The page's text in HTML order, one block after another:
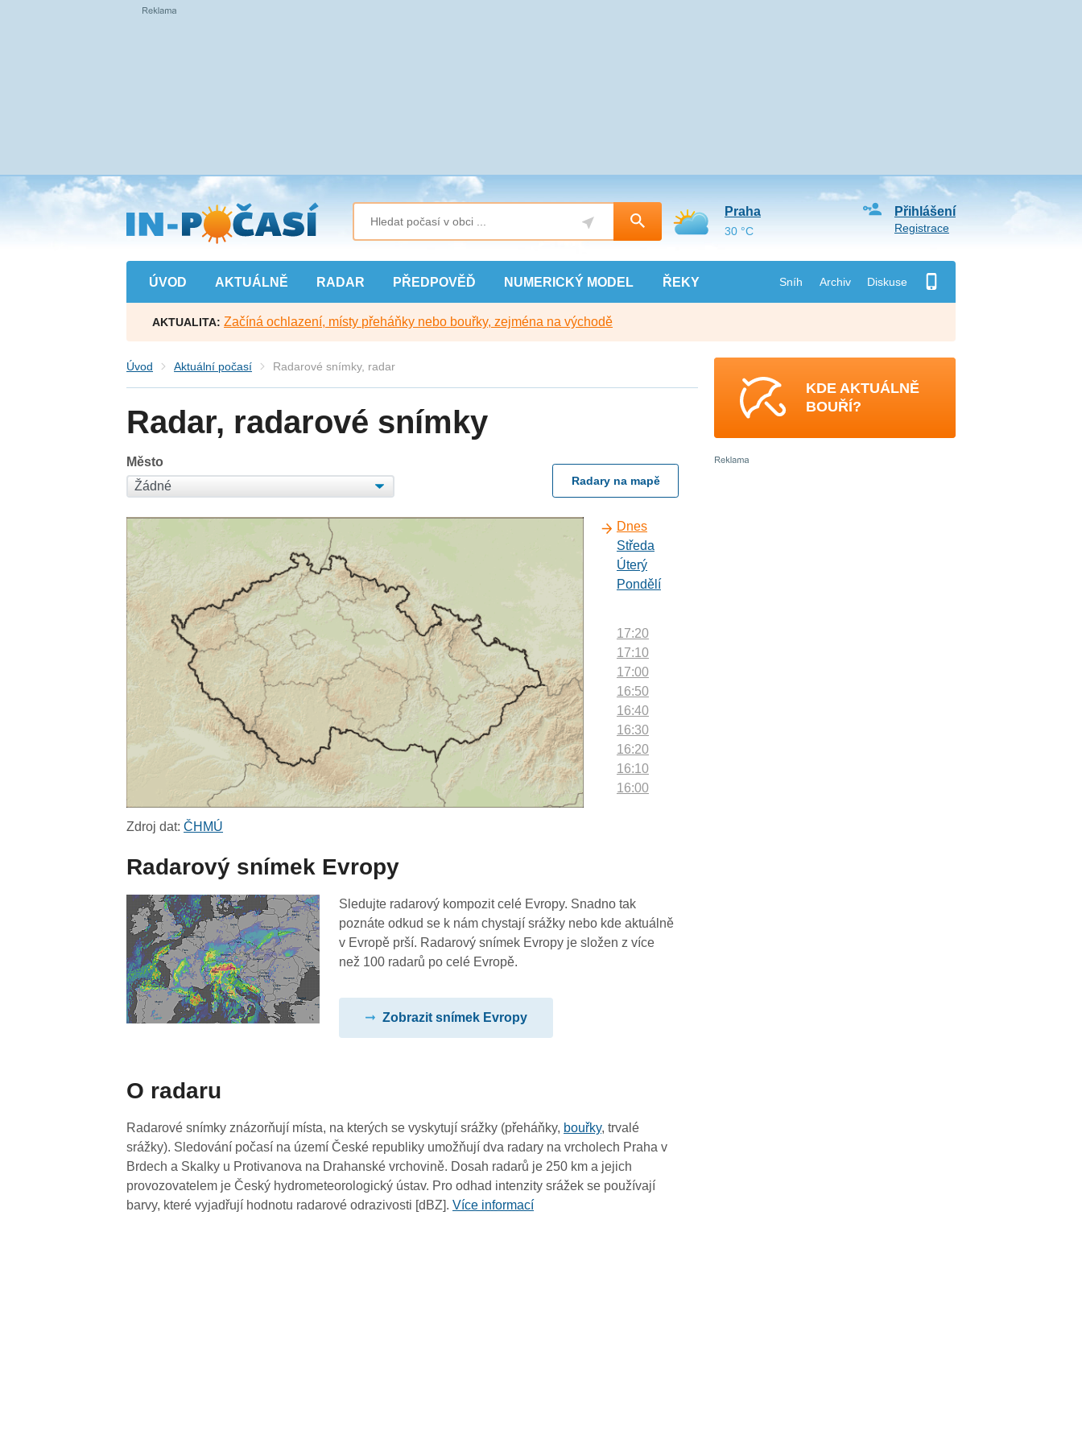
Přejít
na
hlavní
obsah
ÚVOD AKTUÁLNĚ RADAR PŘEDPOVĚĎ NUMERICKÝ MODEL ŘEKY Sníh Archiv Diskuse
Přihlášení
Registrace
Praha
30 °C
AKTUALITA: Začíná ochlazení, místy přeháňky nebo bouřky, zejména na východě
Úvod Aktuální počasí Radarové snímky, radar
Radar, radarové snímky
Město
Radary na mapě
Dnes
Středa
Úterý
Pondělí
17:20
17:10
17:00
16:50
16:40
16:30
16:20
16:10
16:00
15:00
14:50
14:40
13:00
12:50
12:40
12:30
Zdroj dat:ČHMÚ
Radarový snímek Evropy
Sledujte radarový kompozit celé Evropy. Snadno tak
poznáte odkud se k nám chystají srážky nebo kde aktuálně
v Evropě prší. Radarový snímek Evropy je složen z více
než 100 radarů po celé Evropě.
Zobrazit snímek Evropy
O radaru
Radarové snímky znázorňují místa, na kterých se vyskytují srážky (přeháňky, bouřky, trvalé
srážky). Sledování počasí na území České republiky umožňují dva radary na vrcholech Praha v
Brdech a Skalky u Protivanova na Drahanské vrchovině. Dosah radarů je 250 km a jejich
provozovatelem je Český hydrometeorologický ústav. Pro odhad intenzity srážek se používají
barvy, které vyjadřují hodnotu radarové odrazivosti [dBZ].Více informací
KDE AKTUÁLNĚ
BOUŘÍ?